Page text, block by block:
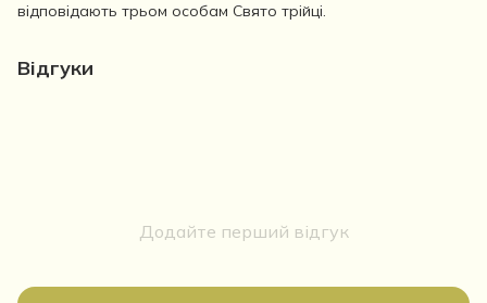
відповідають трьом особам Свято трійці.
Відгуки
Додайте перший відгук